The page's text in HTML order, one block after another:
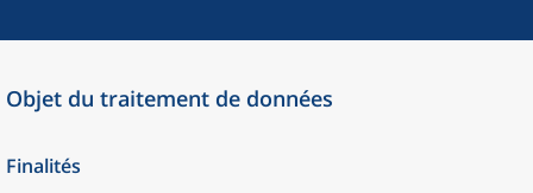
Objet du traitement de données
Finalités